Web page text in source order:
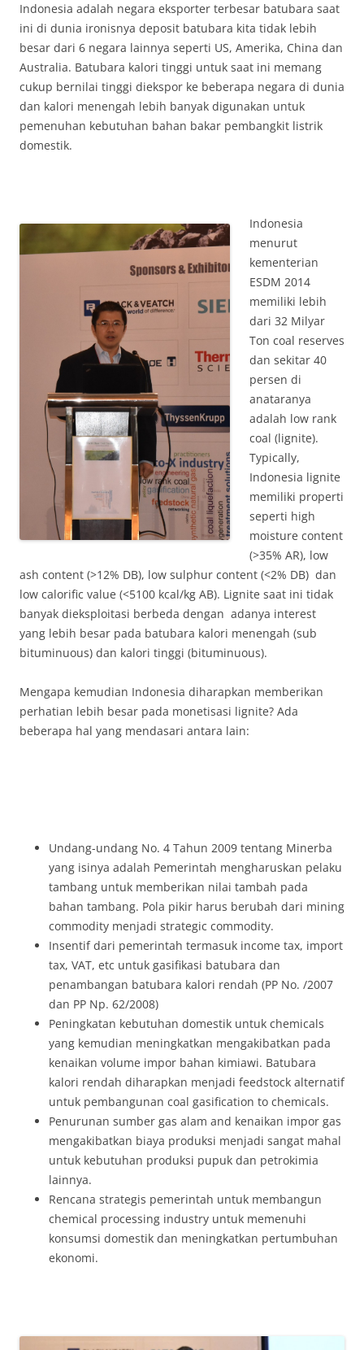
Indonesia adalah negara eksporter terbesar batubara saat
ini di dunia ironisnya deposit batubara kita tidak lebih
besar dari 6 negara lainnya seperti US, Amerika, China dan
Australia. Batubara kalori tinggi untuk saat ini memang
cukup bernilai tinggi diekspor ke beberapa negara di dunia
dan kalori menengah lebih banyak digunakan untuk
pemenuhan kebutuhan bahan bakar pembangkit listrik
domestik.
Indonesia
menurut
kementerian
ESDM 2014
memiliki lebih
dari 32 Milyar
Ton coal reserves
dan sekitar 40
persen di
anataranya
adalah low rank
coal (lignite).
Typically,
Indonesia lignite
memiliki properti
seperti high
moisture content
(>35% AR), low
ash content (>12% DB), low sulphur content (<2% DB) dan
low calorific value (<5100 kcal/kg AB). Lignite saat ini tidak
banyak dieksploitasi berbeda dengan adanya interest
yang lebih besar pada batubara kalori menengah (sub
bituminuous) dan kalori tinggi (bituminuous).
Mengapa kemudian Indonesia diharapkan memberikan
perhatian lebih besar pada monetisasi lignite? Ada
beberapa hal yang mendasari antara lain:
Undang-undang No. 4 Tahun 2009 tentang Minerba
yang isinya adalah Pemerintah mengharuskan pelaku
tambang untuk memberikan nilai tambah pada
bahan tambang. Pola pikir harus berubah dari mining
commodity menjadi strategic commodity.
Insentif dari pemerintah termasuk income tax, import
tax, VAT, etc untuk gasifikasi batubara dan
penambangan batubara kalori rendah (PP No. /2007
dan PP Np. 62/2008)
Peningkatan kebutuhan domestik untuk chemicals
yang kemudian meningkatkan mengakibatkan pada
kenaikan volume impor bahan kimiawi. Batubara
kalori rendah diharapkan menjadi feedstock alternatif
untuk pembangunan coal gasification to chemicals.
Penurunan sumber gas alam and kenaikan impor gas
mengakibatkan biaya produksi menjadi sangat mahal
untuk kebutuhan produksi pupuk dan petrokimia
lainnya.
Rencana strategis pemerintah untuk membangun
chemical processing industry untuk memenuhi
konsumsi domestik dan meningkatkan pertumbuhan
ekonomi.